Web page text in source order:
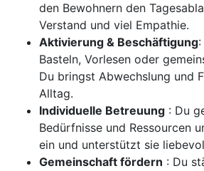
den Bewohnern den
Verstand und viel Empathie.
Aktivierung & Beschäftigung
Basteln, Vorlesen oder
Du bringst Abwechslung und
Alltag.
Individuelle Betreuung : Du
Bedürfnisse und Ressourcen
ein und unterstützt sie
Gemeinschaft fördern : Du